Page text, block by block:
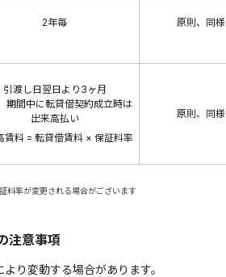
2年毎 原則、同
引渡し日翌日より3ヶ月
期間中に転貸借契約成立時は
出来高払い
賃料 = 転貸借賃料 × 保証料率
原則、同
料率が変更される場合がございます
注意事項
り変動する場合があります。